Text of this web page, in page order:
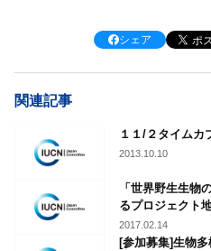
シェア
関連記事
１１/２タイム
2013.10.10
「世界野生生物
るプロジェクト
2017.02.14
[参加募集]生物